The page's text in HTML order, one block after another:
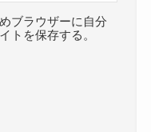
ブラウザーに自分
トを保存する。